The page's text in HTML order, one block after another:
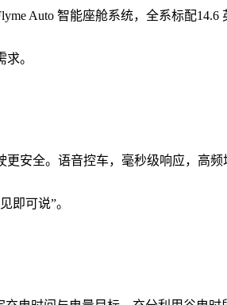
Auto 智能座舱系统，全系标配
。
更安全。语音控车，毫秒级响应，高
即可说”。